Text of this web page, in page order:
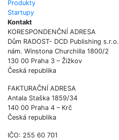
Produkty
Startupy
Kontakt
KORESPONDENČNÍ ADRESA
Dům RADOST- DCD Publishing s.r.o.
nám. Winstona Churchilla 1800/2
130 00 Praha 3 – Žižkov
Česká republika
FAKTURAČNÍ ADRESA
Antala Staška 1859/34
140 00 Praha 4 – Krč
Česká republika
IČO: 255 60 701